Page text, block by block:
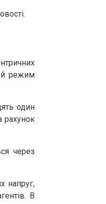
режим
один
рахунок
через
напруг,
В